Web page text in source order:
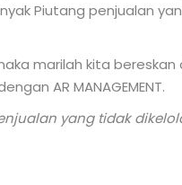
Piutang penjualan
maka marilah kita
AR MANAGEMENT.
yang tidak